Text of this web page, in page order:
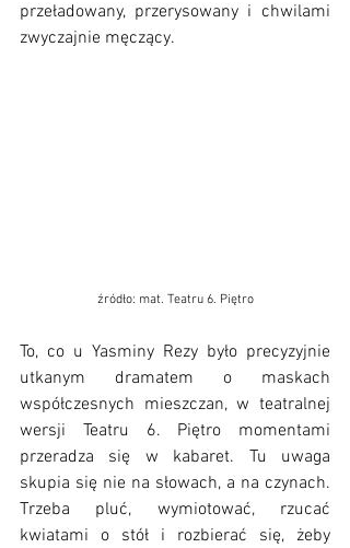
przeładowany, przerysowany i chwilami
zwyczajnie męczący.
źródło: mat. Teatru 6. Piętro
To, co u Yasminy Rezy było precyzyjnie
utkanym dramatem o maskach
współczesnych mieszczan, w teatralnej
wersji Teatru 6. Piętro momentami
przeradza się w kabaret. Tu uwaga
skupia się nie na słowach, a na czynach.
Trzeba pluć, wymiotować, rzucać
kwiatami o stół i rozbierać się, żeby